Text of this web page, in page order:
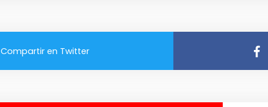
Compartir en Twitter